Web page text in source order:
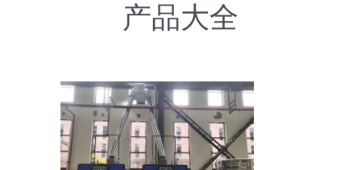
产品大全